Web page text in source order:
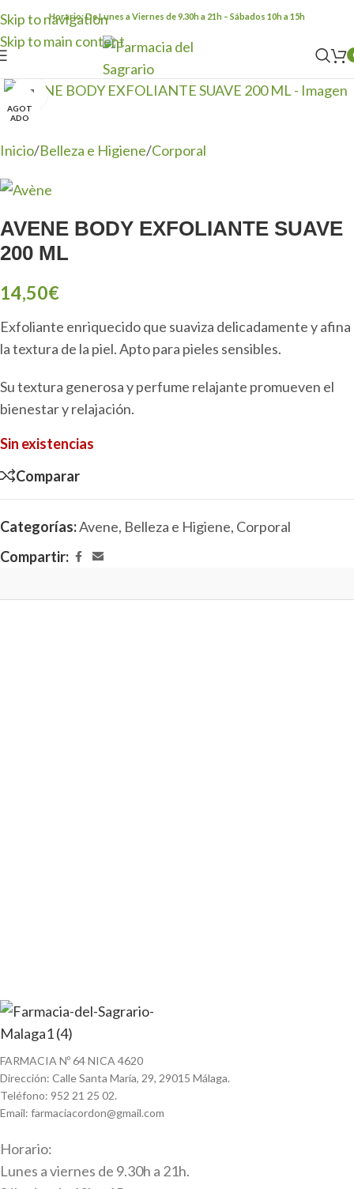
Skip to navigation
Skip to main content
Horario: De Lunes a Viernes de 9.30h a 21h – Sábados 10h a 15h
AGOT
ADO
Clic para ampliar
Inicio/Belleza e Higiene/Corporal
AVENE BODY EXFOLIANTE SUAVE
200 ML
14,50€
Exfoliante enriquecido que suaviza delicadamente y afina
la textura de la piel. Apto para pieles sensibles.
Su textura generosa y perfume relajante promueven el
bienestar y relajación.
Sin existencias
Comparar
Categorías:Avene, Belleza e Higiene, Corporal
Compartir:
FARMACIA Nº 64 NICA 4620
Dirección: Calle Santa María, 29, 29015 Málaga.
Teléfono: 952 21 25 02.
Email: farmaciacordon@gmail.com
Horario:
Lunes a viernes de 9.30h a 21h.